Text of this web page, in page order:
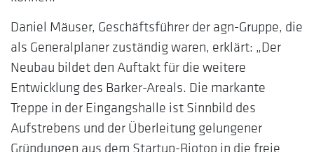
Daniel Mäuser, Geschäftsführer der agn-Gruppe, die
als Generalplaner zuständig waren, erklärt: „Der
Neubau bildet den Auftakt für die weitere
Entwicklung des Barker-Areals. Die markante
Treppe in der Eingangshalle ist Sinnbild des
Aufstrebens und der Überleitung gelungener
Gründungen aus dem Startup-Biotop in die freie